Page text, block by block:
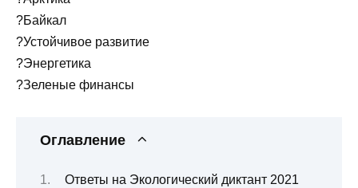
?Байкал
?Устойчивое развитие
?Энергетика
?Зеленые финансы
Оглавление
Ответы на Экологический диктант 2021